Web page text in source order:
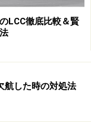
Flanders
27.5ユーロ～）
しめる ドイ
LCC徹底比較＆賢
航した時の対処法